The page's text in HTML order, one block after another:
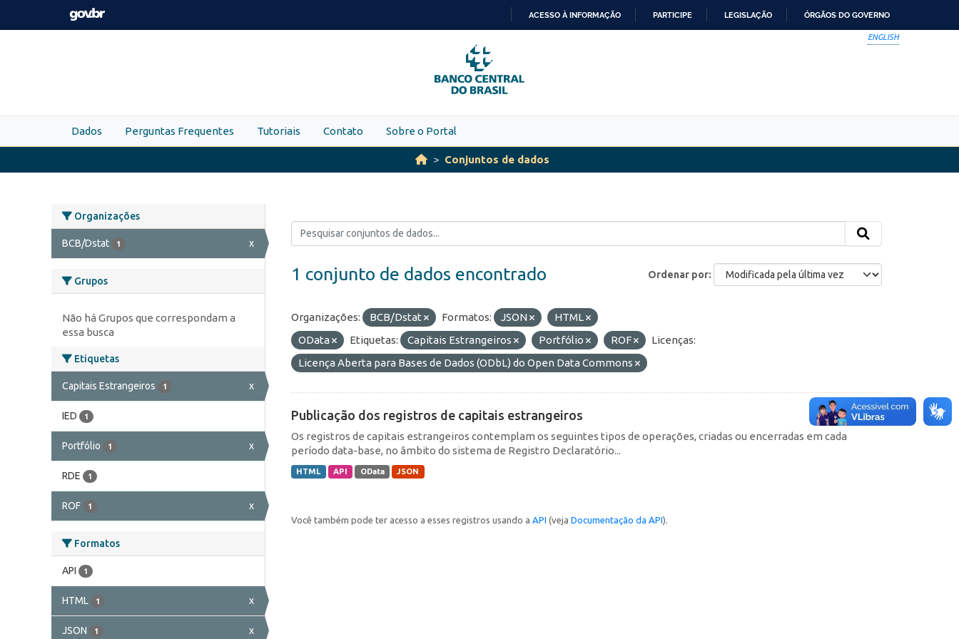
Skip to main content
PARA
O
CONTEÚDO
ACESSO À INFORMAÇÃO PARTICIPE LEGISLAÇÃO ÓRGÃOS DO GOVERNO
ENGLISH
Dados Perguntas Frequentes Tutoriais Contato Sobre o Portal
Conjuntos de dados
Organizações
BCB/Dstat 1 x
Grupos
Não há Grupos que correspondam a
essa busca
Etiquetas
Capitais Estrangeiros 1 x
IED 1
Portfólio 1 x
RDE 1
ROF 1 x
Formatos
API 1
HTML 1 x
JSON 1 x
Ordenar por
1 conjunto de dados encontrado
Organizações: BCB/Dstat Formatos: JSON
HTML
OData
Etiquetas: Capitais Estrangeiros Portfólio ROF
Licenças:
Licença Aberta para Bases de Dados (ODbL) do Open Data Commons
Publicação dos registros de capitais estrangeiros
Os registros de capitais estrangeiros contemplam os seguintes tipos de operações, criadas ou encerradas em cada
período data-base, no âmbito do sistema de Registro Declaratório...
HTML API OData JSON
Você também pode ter acesso a esses registros usando a API (veja Documentação da API).